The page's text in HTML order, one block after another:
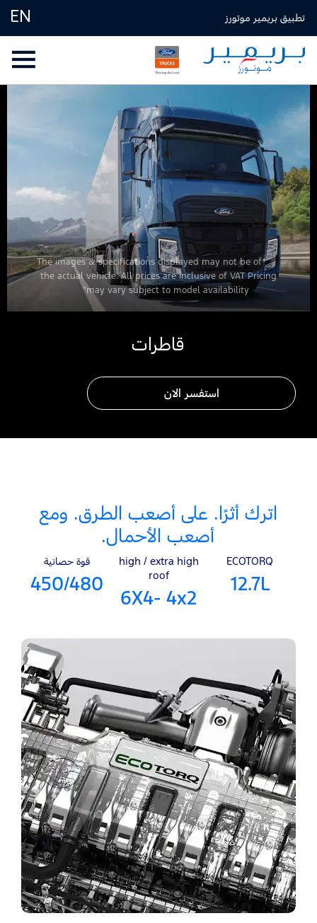
EN تطبيق بريمير موتورز
استفسر الان
*The images & specifications displayed may not be of
the actual vehicle. All prices are inclusive of VAT Pricing
may vary subject to model availability”
قاطرات
اترك أثرًا. على أصعب الطرق. ومع
أصعب الأحمال.
ECOTORQ
12.7L
high / extra high
roof
6X4- 4x2
قوة حصانية
450/480